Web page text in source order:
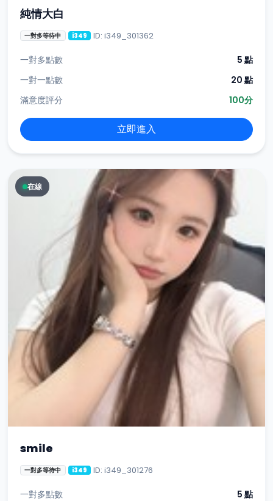
純情大白
一對多等待中 i349 ID: i349_301362
一對多點數
5 點
一對一點數
20 點
滿意度評分
100分
立即進入
在線
smile
一對多等待中 i349 ID: i349_301276
一對多點數
5 點